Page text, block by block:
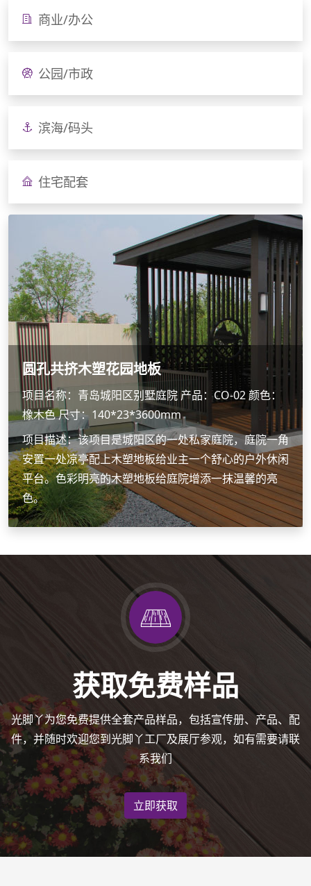
商业/办公
公园/市政
滨海/码头
住宅配套
圆孔共挤木塑花园地板
项目名称：青岛城阳区别墅庭院 产品：CO-02 颜色：
橡木色 尺寸：140*23*3600mm
项目描述：该项目是城阳区的一处私家庭院，庭院一角
安置一处凉亭配上木塑地板给业主一个舒心的户外休闲
平台。色彩明亮的木塑地板给庭院增添一抹温馨的亮
色。
获取免费样品
光脚丫为您免费提供全套产品样品，包括宣传册、产品、配
件，并随时欢迎您到光脚丫工厂及展厅参观，如有需要请联
系我们
立即获取